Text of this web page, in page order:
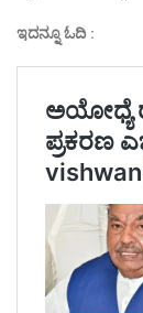
ಇದನ್ನೂ ಓದಿ :